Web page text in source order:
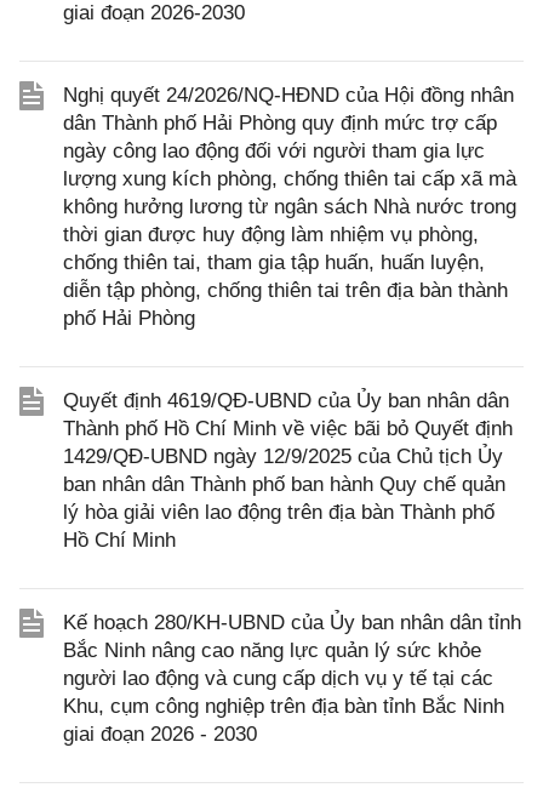
giai đoạn 2026-2030
Nghị quyết 24/2026/NQ-HĐND của Hội đồng nhân
dân Thành phố Hải Phòng quy định mức trợ cấp
ngày công lao động đối với người tham gia lực
lượng xung kích phòng, chống thiên tai cấp xã mà
không hưởng lương từ ngân sách Nhà nước trong
thời gian được huy động làm nhiệm vụ phòng,
chống thiên tai, tham gia tập huấn, huấn luyện,
diễn tập phòng, chống thiên tai trên địa bàn thành
phố Hải Phòng
Quyết định 4619/QĐ-UBND của Ủy ban nhân dân
Thành phố Hồ Chí Minh về việc bãi bỏ Quyết định
1429/QĐ-UBND ngày 12/9/2025 của Chủ tịch Ủy
ban nhân dân Thành phố ban hành Quy chế quản
lý hòa giải viên lao động trên địa bàn Thành phố
Hồ Chí Minh
Kế hoạch 280/KH-UBND của Ủy ban nhân dân tỉnh
Bắc Ninh nâng cao năng lực quản lý sức khỏe
người lao động và cung cấp dịch vụ y tế tại các
Khu, cụm công nghiệp trên địa bàn tỉnh Bắc Ninh
giai đoạn 2026 - 2030